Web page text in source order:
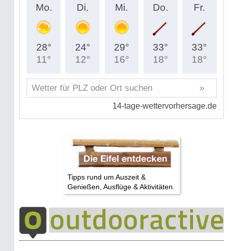
Tipps rund um Auszeit &
Genießen, Ausflüge & Aktivitäten